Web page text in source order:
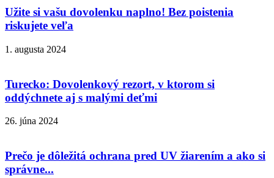
Užite si vašu dovolenku naplno! Bez poistenia
riskujete veľa
1. augusta 2024
Turecko: Dovolenkový rezort, v ktorom si
oddýchnete aj s malými deťmi
26. júna 2024
Prečo je dôležitá ochrana pred UV žiarením a ako si
správne...